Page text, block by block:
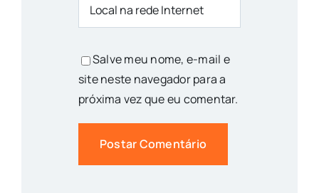
Salve meu nome, e-mail e
site neste navegador para a
próxima vez que eu comentar.